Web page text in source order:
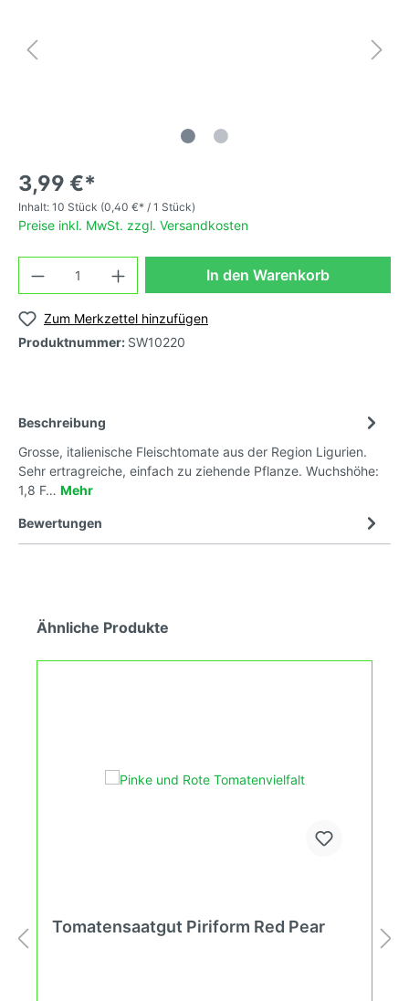
3,99 €*
Inhalt: 10 Stück (0,40 €* / 1 Stück)
Preise inkl. MwSt. zzgl. Versandkosten
In den Warenkorb
Zum Merkzettel hinzufügen
Produktnummer: SW10220
Beschreibung
Grosse, italienische Fleischtomate aus der Region Ligurien.
Sehr ertragreiche, einfach zu ziehende Pflanze. Wuchshöhe:
1,8 F… Mehr
Bewertungen
Ähnliche Produkte
Tomatensaatgut Piriform Red Pear